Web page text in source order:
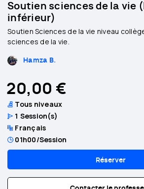
Se
connecter
Soutien sciences de la vie
inférieur)
Soutien Sciences de la vie niveau
sciences de la vie.
Hamza B.
20,00 €
Tous niveaux
1 Session(s)
Français
01h00/Session
Réserver